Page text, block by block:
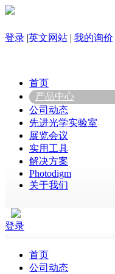
登录 |英文网站 | 我的询价
首页
产品中心
公司动态
先进光学实验室
展览会议
实用工具
解决方案
Photodigm
关于我们
登录
首页
公司动态